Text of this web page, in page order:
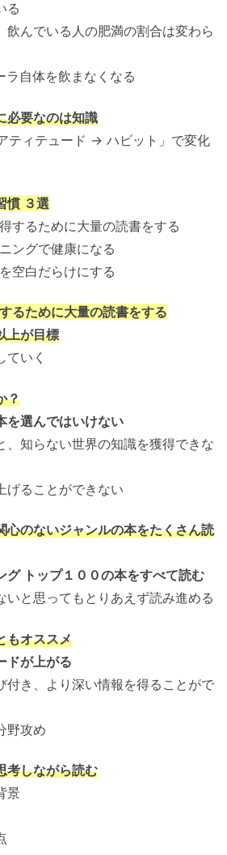
る
る人の肥満の割合は変わら
飲まなくなる
必要なのは知識
ィテュード → ハビット」で変化
慣 ３選
るために大量の読書をする
グで健康になる
白だらけにする
るために大量の読書をする
上が目標
いく
？
を選んではいけない
知らない世界の知識を獲得できな
ることができない
心のないジャンルの本をたくさん読
トップ１００の本をすべて読む
と思ってもとりあえず読み進める
もオススメ
ドが上がる
き、より深い情報を得ることがで
攻め
考しながら読む
景